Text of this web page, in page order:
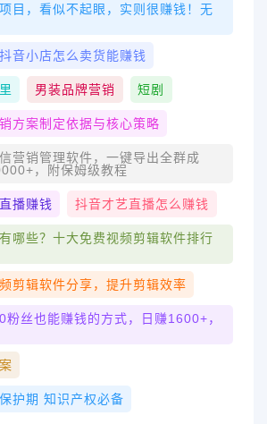
目，看似不起眼，实则很赚钱！无
音小店怎么卖货能赚钱
男装品牌营销 短剧
方案制定依据与核心策略
营销管理软件，一键导出全群成
，附保姆级教程
播赚钱 抖音才艺直播怎么赚钱
哪些？十大免费视频剪辑软件排行
剪辑软件分享，提升剪辑效率
粉丝也能赚钱的方式，日赚1600+，
护期 知识产权必备